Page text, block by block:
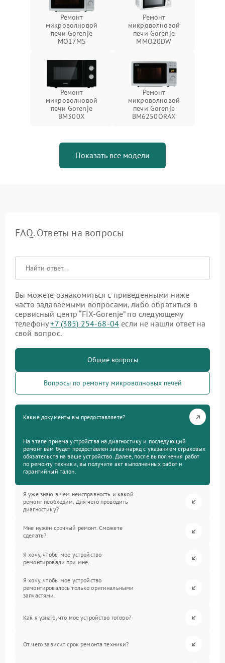
Ремонт
микроволновой
печи Gorenje
MO17MS
Ремонт
микроволновой
печи Gorenje
MMO20DW
Ремонт
микроволновой
печи Gorenje
BM300X
Ремонт
микроволновой
печи Gorenje
BM6250ORAX
Показать все модели
FAQ. Ответы на вопросы
Вы можете ознакомиться с приведенными ниже
часто задаваемыми вопросами, либо обратиться в
сервисный центр “FIX-Gorenje” по следующему
телефону+7 (385) 254-68-04 если не нашли ответ на
свой вопрос.
Общие вопросы
Вопросы по ремонту микроволновых печей
Какие документы вы предоставляете?
На этапе приема устройства на диагностику и последующий
ремонт вам будет предоставлен заказ-наряд с указанием страховых
обязательств на ваше устройство. Далее, после выполнения работ
по ремонту техники, вы получите акт выполненных работ и
гарантийный талон.
Я уже знаю в чем неисправность и какой
ремонт необходим. Для чего проводить
диагностику?
Мне нужен срочный ремонт. Сможете
сделать?
Я хочу, чтобы мое устройство
ремонтировали при мне.
Я хочу, чтобы мое устройство
ремонтировалось только оригинальными
запчастями.
Как я узнаю, что мое устройство готово?
От чего зависит срок ремонта техники?